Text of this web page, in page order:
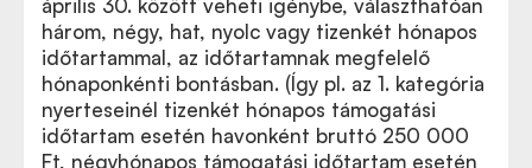
április 30. között veheti igénybe, választhatóan
három, négy, hat, nyolc vagy tizenkét hónapos
időtartammal, az időtartamnak megfelelő
hónaponkénti bontásban. (Így pl. az 1. kategória
nyerteseinél tizenkét hónapos támogatási
időtartam esetén havonként bruttó 250 000
Ft, négyhónapos támogatási időtartam esetén